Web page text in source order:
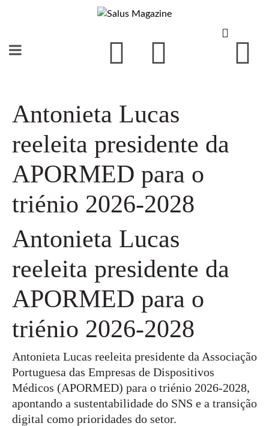
Antonieta Lucas
reeleita presidente da
APORMED para o
triénio 2026-2028
Antonieta Lucas
reeleita presidente da
APORMED para o
triénio 2026-2028
Antonieta Lucas reeleita presidente da Associação
Portuguesa das Empresas de Dispositivos
Médicos (APORMED) para o triénio 2026-2028,
apontando a sustentabilidade do SNS e a transição
digital como prioridades do setor.